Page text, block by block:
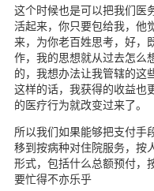
这个时候也是可以把我们医
活起来，你只要包给我，他
来，为你老百姓思考，好，
作，我的思想就从过去怎么
的，我想办法让我管辖的这
这样的话，我获得的收益也
的医疗行为就改变过来了。
所以我们如果能够把支付手
移到按病种对住院服务，按
形式，包括什么总额预付，
要忙得不亦乐乎